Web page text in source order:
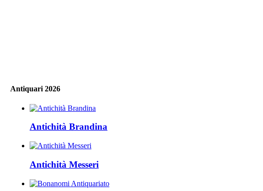
Antiquari 2026
Antichità Brandina
Antichità Messeri